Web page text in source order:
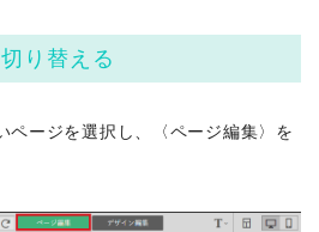
り替える
ページを選択し、〈ページ編集〉を